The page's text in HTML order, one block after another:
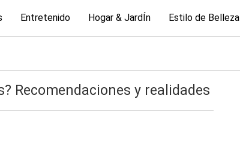
Entretenido Hogar & JardÍn Estilo de Belleza
Recomendaciones y realidades